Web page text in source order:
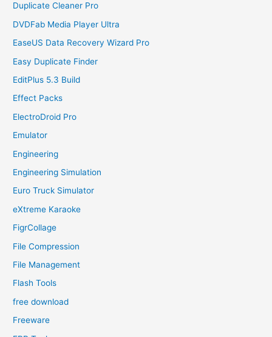
Duplicate Cleaner Pro
DVDFab Media Player Ultra
EaseUS Data Recovery Wizard Pro
Easy Duplicate Finder
EditPlus 5.3 Build
Effect Packs
ElectroDroid Pro
Emulator
Engineering
Engineering Simulation
Euro Truck Simulator
eXtreme Karaoke
FigrCollage
File Compression
File Management
Flash Tools
free download
Freeware